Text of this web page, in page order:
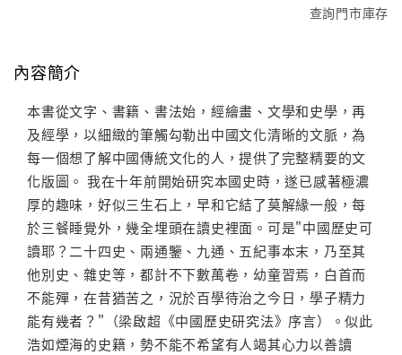
查詢門市庫存
內容簡介
本書從文字、書籍、書法始，經繪畫、文學和史學，再
及經學，以細緻的筆觸勾勒出中國文化清晰的文脈，為
每一個想了解中國傳統文化的人，提供了完整精要的文
化版圖。 我在十年前開始研究本國史時，遂已感著極濃
厚的趣味，好似三生石上，早和它結了莫解緣一般，每
於三餐睡覺外，幾全埋頭在讀史裡面。可是"中國歷史可
讀耶？二十四史、兩通鑒、九通、五紀事本末，乃至其
他別史、雜史等，都計不下數萬卷，幼童習焉，白首而
不能殫，在昔猶苦之，況於百學待治之今日，學子精力
能有幾者？"（梁啟超《中國歷史研究法》序言）。似此
浩如煙海的史籍，勢不能不希望有人竭其心力以善讀